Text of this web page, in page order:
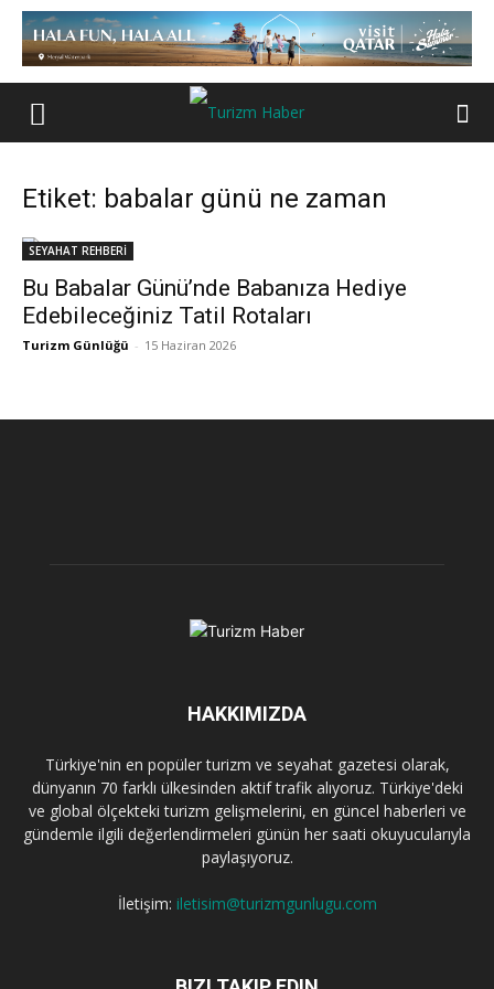
Etiket: babalar günü ne zaman
SEYAHAT REHBERİ
Bu Babalar Günü’nde Babanıza Hediye
Edebileceğiniz Tatil Rotaları
Turizm Günlüğü - 15 Haziran 2026
HAKKIMIZDA
Türkiye'nin en popüler turizm ve seyahat gazetesi olarak,
dünyanın 70 farklı ülkesinden aktif trafik alıyoruz. Türkiye'deki
ve global ölçekteki turizm gelişmelerini, en güncel haberleri ve
gündemle ilgili değerlendirmeleri günün her saati okuyucularıyla
paylaşıyoruz.
İletişim: iletisim@turizmgunlugu.com